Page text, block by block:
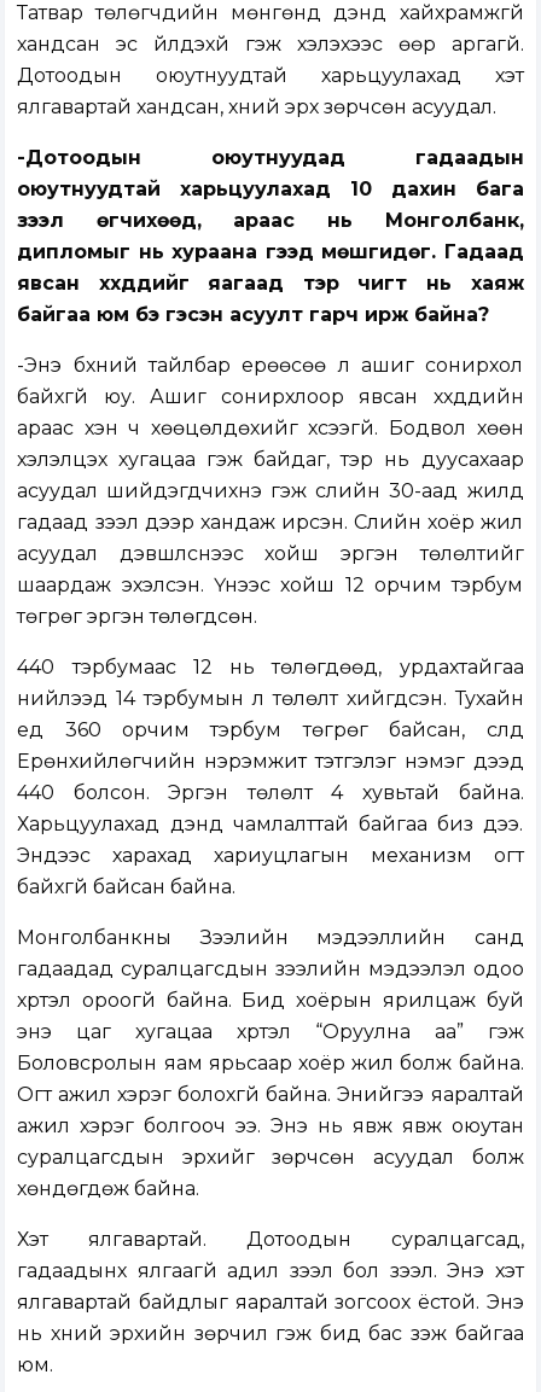
Татвар төлөгчдийн мөнгөнд дэндүү хайхрамжгүй
хандсан эс үйлдэхүй гэж хэлэхээс өөр аргагүй.
Дотоодын оюутнуудтай харьцуулахад хэт
ялгавартай хандсан, хүний эрх зөрчсөн асуудал.
-Дотоодын оюутнуудад гадаадын
оюутнуудтай харьцуулахад 10 дахин бага
зээл өгчихөөд, араас нь Монголбанк,
дипломыг нь хураана гээд мөшгидөг. Гадаад
явсан хүүхдүүдийг яагаад тэр чигт нь хаяж
байгаа юм бэ гэсэн асуулт гарч ирж байна?
-Энэ бүхний тайлбар ерөөсөө л ашиг сонирхол
байхгүй юу. Ашиг сонирхлоор явсан хүүхдүүдийн
араас хэн ч хөөцөлдөхийг хүсээгүй. Бодвол хөөн
хэлэлцэх хугацаа гэж байдаг, тэр нь дуусахаар
асуудал шийдэгдчихнэ гэж сүүлийн 30-аад жилд
гадаад зээл дээр хандаж ирсэн. Сүүлийн хоёр жил
асуудал дэвшүүлснээс хойш эргэн төлөлтийг
шаардаж эхэлсэн. Үүнээс хойш 12 орчим тэрбум
төгрөг эргэн төлөгдсөн.
440 тэрбумаас 12 нь төлөгдөөд, урдахтайгаа
нийлээд 14 тэрбумын л төлөлт хийгдсэн. Тухайн
үед 360 орчим тэрбум төгрөг байсан, сүүлд
Ерөнхийлөгчийн нэрэмжит тэтгэлэг нэмэг дээд
440 болсон. Эргэн төлөлт 4 хувьтай байна.
Харьцуулахад дэндүү чамлалттай байгаа биз дээ.
Эндээс харахад хариуцлагын механизм огт
байхгүй байсан байна.
Монголбанкны Зээлийн мэдээллийн санд
гадаадад суралцагсдын зээлийн мэдээлэл одоо
хүртэл ороогүй байна. Бид хоёрын ярилцаж буй
энэ цаг хугацаа хүртэл “Оруулна аа” гэж
Боловсролын яам ярьсаар хоёр жил болж байна.
Огт ажил хэрэг болохгүй байна. Энийгээ яаралтай
ажил хэрэг болгооч ээ. Энэ нь явж явж оюутан
суралцагсдын эрхийг зөрчсөн асуудал болж
хөндөгдөж байна.
Хэт ялгавартай. Дотоодын суралцагсад,
гадаадынх ялгаагүй адил зээл бол зээл. Энэ хэт
ялгавартай байдлыг яаралтай зогсоох ёстой. Энэ
нь хүний эрхийн зөрчил гэж бид бас үзэж байгаа
юм.